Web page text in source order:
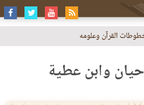
القرآن وعلومه
وابن عطية